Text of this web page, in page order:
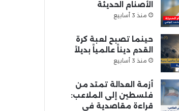
الأصنام الحديثة
منذ 3 أسابيع
حينما تصبح لعبة كرة
القدم ديناً عالمياً بديلاً
منذ 3 أسابيع
أزمة العدالة تمتد من
فلسطين إلى الملاعب:
قراءة مقاصدية في